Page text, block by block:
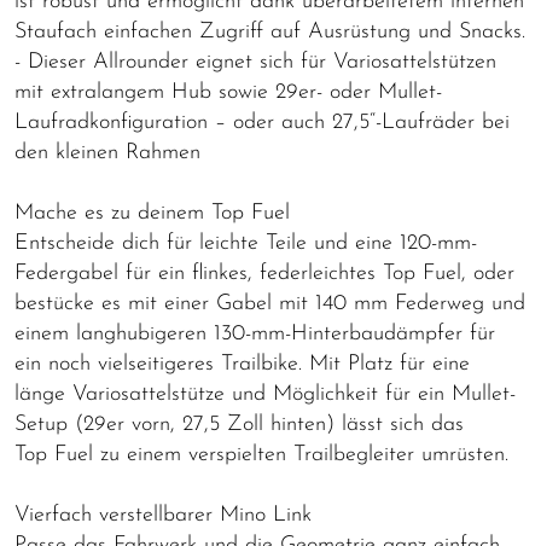
Staufach einfachen Zugriff auf Ausrüstung und Snacks.
- Dieser Allrounder eignet sich für Variosattelstützen
mit extralangem Hub sowie 29er- oder Mullet-
Laufradkonfiguration – oder auch 27,5“-Laufräder bei
den kleinen Rahmen
Mache es zu deinem Top Fuel
Entscheide dich für leichte Teile und eine 120-mm-
Federgabel für ein flinkes, federleichtes Top Fuel, oder
bestücke es mit einer Gabel mit 140 mm Federweg und
einem langhubigeren 130-mm-Hinterbaudämpfer für
ein noch vielseitigeres Trailbike. Mit Platz für eine
länge Variosattelstütze und Möglichkeit für ein Mullet-
Setup (29er vorn, 27,5 Zoll hinten) lässt sich das
Top Fuel zu einem verspielten Trailbegleiter umrüsten.
Vierfach verstellbarer Mino Link